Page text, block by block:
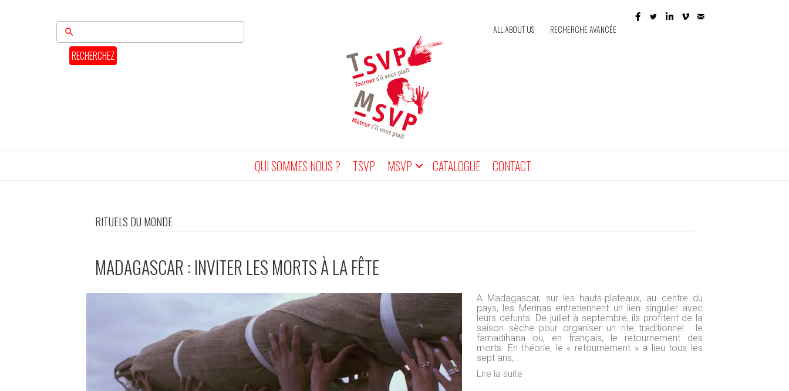
RECHERCHEZ
ALL ABOUT US RECHERCHE AVANCÉE
QUI SOMMES NOUS ? TSVP MSVP CATALOGUE CONTACT
RITUELS DU MONDE
MADAGASCAR : INVITER LES MORTS À LA FÊTE
A Madagascar, sur les hauts-plateaux, au centre du
pays, les Merinas entretiennent un lien singulier avec
leurs défunts. De juillet à septembre, ils profitent de la
saison sèche pour organiser un rite traditionnel : le
famadihana ou, en français, le retournement des
morts. En théorie, le « retournement » a lieu tous les
sept ans,…
Lire la suite